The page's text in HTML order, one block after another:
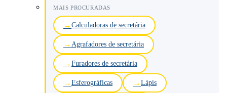
MAIS PROCURADAS
Calculadoras de secretária
Agrafadores de secretária
Furadores de secretária
Esferográficas Lápis